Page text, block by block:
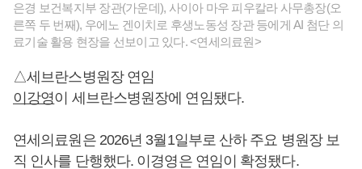
은경 보건복지부 장관(가운데), 사이아 마우 피우칼라 사무총장(오
른쪽 두 번째), 우에노 겐이치로 후생노동성 장관 등에게 AI 첨단 의
료기술 활용 현장을 선보이고 있다. <연세의료원>
△세브란스병원장 연임
이강영이 세브란스병원장에 연임됐다.
연세의료원은 2026년 3월1일부로 산하 주요 병원장 보
직 인사를 단행했다. 이경영은 연임이 확정됐다.